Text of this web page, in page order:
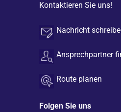
Kontaktieren Sie uns!
Nachricht
Ansprechpartner
Route planen
Folgen Sie uns